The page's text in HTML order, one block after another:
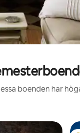
boenden har